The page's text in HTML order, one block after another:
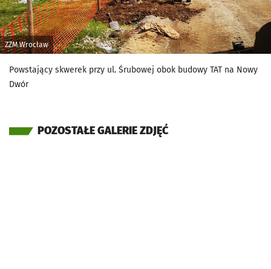
ZZM Wrocław
Powstający skwerek przy ul. Śrubowej obok budowy TAT na Nowy
Dwór
POZOSTAŁE GALERIE ZDJĘĆ